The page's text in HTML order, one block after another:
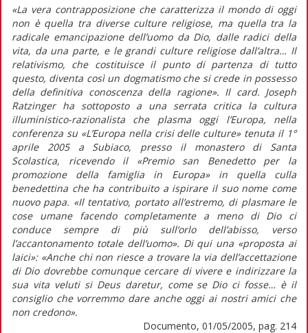
«La vera contrapposizione che caratterizza il mondo di oggi
non è quella tra diverse culture religiose, ma quella tra la
radicale emancipazione dell’uomo da Dio, dalle radici della
vita, da una parte, e le grandi culture religiose dall’altra… Il
relativismo, che costituisce il punto di partenza di tutto
questo, diventa così un dogmatismo che si crede in possesso
della definitiva conoscenza della ragione». Il card. Joseph
Ratzinger ha sottoposto a una serrata critica la cultura
illuministico-razionalista che plasma oggi l’Europa, nella
conferenza su «L’Europa nella crisi delle culture» tenuta il 1°
aprile 2005 a Subiaco, presso il monastero di Santa
Scolastica, ricevendo il «Premio san Benedetto per la
promozione della famiglia in Europa» in quella culla
benedettina che ha contribuito a ispirare il suo nome come
nuovo papa. «Il tentativo, portato all’estremo, di plasmare le
cose umane facendo completamente a meno di Dio ci
conduce sempre di più sull’orlo dell’abisso, verso
l’accantonamento totale dell’uomo». Di qui una «proposta ai
laici»: «Anche chi non riesce a trovare la via dell’accettazione
di Dio dovrebbe comunque cercare di vivere e indirizzare la
sua vita veluti si Deus daretur, come se Dio ci fosse… è il
consiglio che vorremmo dare anche oggi ai nostri amici che
non credono».
Documento, 01/05/2005, pag. 214